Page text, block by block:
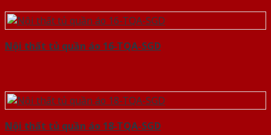
Nội thất tủ quần áo 16-TQA-SGD
Nội thất tủ quần áo 18-TQA-SGD